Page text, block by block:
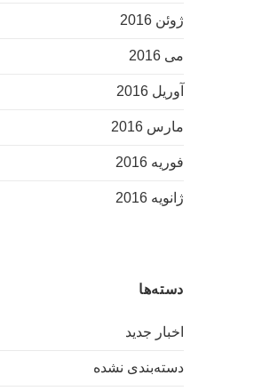
ژوئن 2016
می 2016
آوریل 2016
مارس 2016
فوریه 2016
ژانویه 2016
دسته‌ها
اخبار جدید
دسته‌بندی نشده